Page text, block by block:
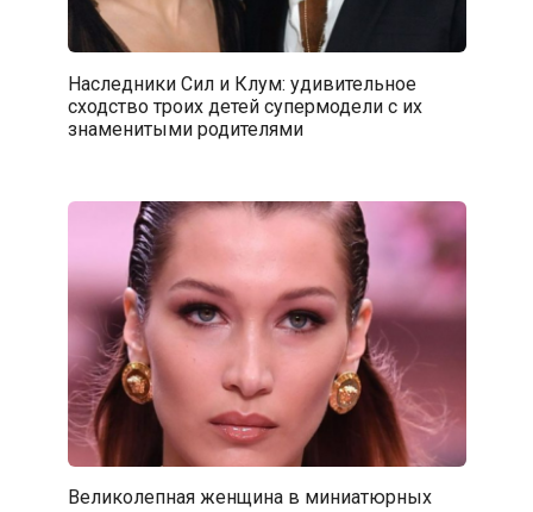
Наследники Сил и Клум: удивительное
сходство троих детей супермодели с их
знаменитыми родителями
Великолепная женщина в миниатюрных